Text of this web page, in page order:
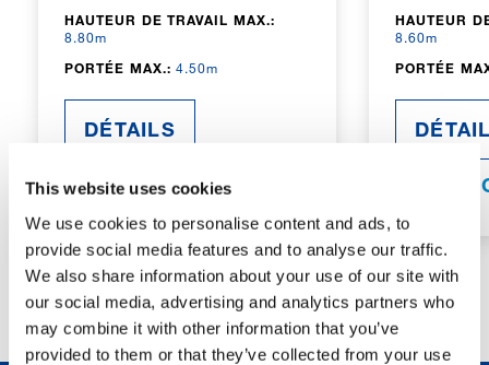
This website uses cookies
We use cookies to personalise content and ads, to
provide social media features and to analyse our traffic.
We also share information about your use of our site with
our social media, advertising and analytics partners who
may combine it with other information that you’ve
provided to them or that they’ve collected from your use
HAUTEUR DE TRAVAIL MAX.:
8.80m
PORTÉE MAX.: 4.50m
DÉTAILS
SPÉCIFICATIONS
HAUTEUR
8.60m
PORTÉE